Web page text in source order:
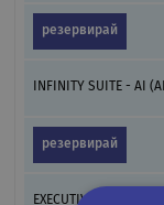
резервирай
INFINITY SUITE - AI
резервирай
EXECUTIVE SUITE - AI